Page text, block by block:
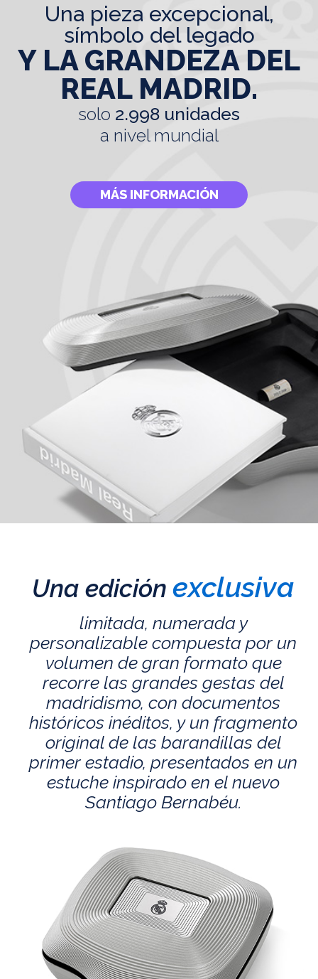
una pieza excepcional,
símbolo del legado
Y LA GRANDEZA DEL
REAL MADRID.
solo 2.998 unidades
a nivel mundial
MÁS INFORMACIÓN
Una edición exclusiva
limitada, numerada y
personalizable compuesta por un
volumen de gran formato que
recorre las grandes gestas del
madridismo, con documentos
históricos inéditos, y un fragmento
original de las barandillas del
primer estadio, presentados en un
estuche inspirado en el nuevo
Santiago Bernabéu.